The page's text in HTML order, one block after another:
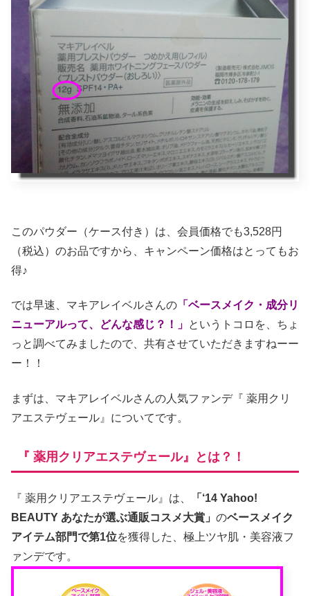
このパウダー（ケース付き）は、会員価格でも3,528円
（税込）のお品ですから、キャンペーン価格はとってもお
得♪
では早速、マキアレイベルさんの 「ベースメイク・成分リ
ニューアルって、どんな感じ？！」 というトコロを、ちょ
っと調べてみましたので、共有させていただきますねーー
ー！！
まずは、マキアレイベルさんの人気ファンデ『 薬用クリ
アエステヴェール』についてです。
『 薬用クリアエステヴェール』とは？！
『 薬用クリアエステヴェール』は、
「‘14 Yahoo!
BEAUTY あなたが選ぶ通販コスメ大賞」 のベースメイク
アイテム部門で第1位を獲得した、極上ツヤ肌・美容液フ
ァンデです。